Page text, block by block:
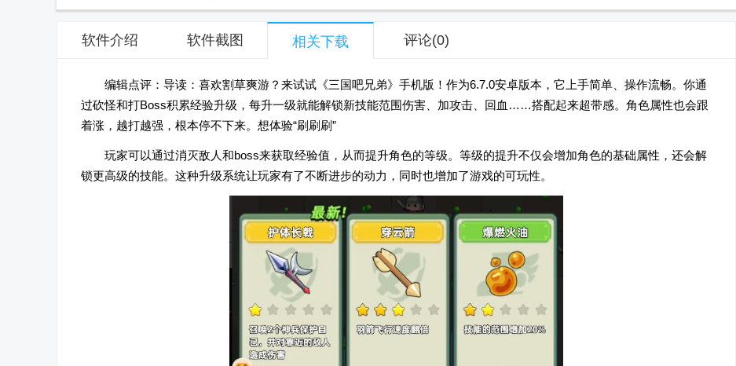
软件介绍 软件截图 相关下载 评论(0)
编辑点评：导读：喜欢割草爽游？来试试《三国吧兄弟》手机版！作为6.7.0安卓版本，它上手简单、操作流畅。你通
过砍怪和打Boss积累经验升级，每升一级就能解锁新技能范围伤害、加攻击、回血……搭配起来超带感。角色属性也会跟
着涨，越打越强，根本停不下来。想体验“刷刷刷”
玩家可以通过消灭敌人和boss来获取经验值，从而提升角色的等级。等级的提升不仅会增加角色的基础属性，还会解
锁更高级的技能。这种升级系统让玩家有了不断进步的动力，同时也增加了游戏的可玩性。